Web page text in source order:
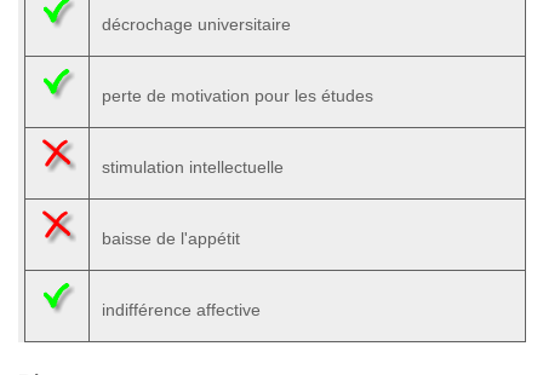
décrochage universitaire
perte de motivation pour les études
stimulation intellectuelle
baisse de l'appétit
indifférence affective